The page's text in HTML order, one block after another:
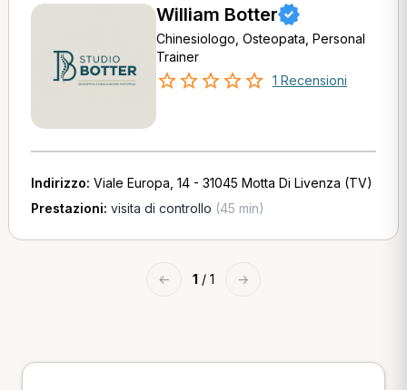
William Botter
Chinesiologo, Osteopata, Personal
Trainer
1 Recensioni
Indirizzo: Viale Europa, 14 - 31045 Motta Di Livenza (TV)
Prestazioni: visita di controllo (45 min)
← 1 / 1 →